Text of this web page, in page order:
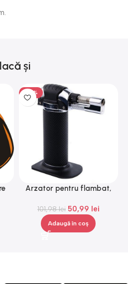
și
-50%
Arzator pentru flambat,
Gonga®
101,98lei 50,99 lei
Adaugă în coș